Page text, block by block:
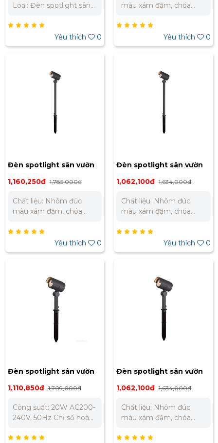
Loại: Đèn spotlight sân
6W(3x2W COB)/ AC200-
240V~50Hz Kích thước:
L83xW107xH380mm
CRI: Ra80 PF: 0.81 IP:
chân cắm nhựa đen Góc
Yêu thích 0
màu xám đậm, chóa
chân cắm nhựa đen
Điện thế sử dụng:
AC200-240V~50Hz
Trọng lượng: 1.38kg Màu
CRI: Ra82 Chỉ số bảo vệ:
IP65 Góc chiếu: 41° Tuổi
Yêu thích 0
Đèn spotlight sân vườn
Nanoco 15W ánh sáng
1,160,250đ 1,785,000đ
Chất liệu: Nhôm đúc
màu xám đậm, chóa
chân cắm nhựa đen
Điện thế sử dụng:
AC200-240V~50Hz
Trọng lượng: 1.38kg Màu
ánh sáng: Ánh sáng
vàng 3000K Quang
thông: 934lm PF: 0.99
CRI: Ra82 Chỉ số bảo vệ:
thọ: 20.000 giờ
Yêu thích 0
Đèn spotlight sân vườn
Nanoco 10W ánh sáng
1,062,100đ 1,634,000đ
Chất liệu: Nhôm đúc
màu xám đậm, chóa
chân cắm nhựa đen
Điện thế sử dụng:
AC200-240V~50Hz
Trọng lượng: 1.38kg Màu
ánh sáng: Ánh sáng
vàng 3000K Quang
thông: 613lm PF: 0.99
CRI: Ra82 Chỉ số bảo vệ:
IP65 Góc chiếu: 41° Tuổi
Yêu thích 0
Đèn spotlight sân vườn
Nanoco 20W ánh sáng
1,110,850đ 1,709,000đ
Công suất: 20W AC200-
240V, 50Hz Chỉ số hoàn
thông: 1283 (Lm) Ánh
Đèn spotlight sân vườn
Nanoco 15W ánh sáng
1,062,100đ 1,634,000đ
Chất liệu: Nhôm đúc
màu xám đậm, chóa
chân cắm nhựa đen